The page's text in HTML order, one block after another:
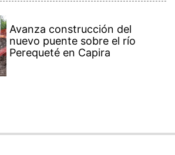
Avanza construcción del
nuevo puente sobre el río
Perequeté en Capira